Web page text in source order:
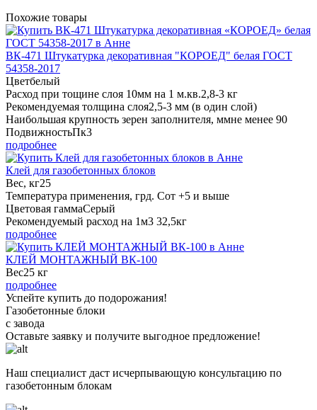
Похожие товары
ВК-471 Штукатурка декоративная "КОРОЕД" белая ГОСТ
54358-2017
Цветбелый
Расход при тощине слоя 10мм на 1 м.кв.2,8-3 кг
Рекомендуемая толщина слоя2,5-3 мм (в один слой)
Наибольшая крупность зерен заполнителя, ммне менее 90
ПодвижностьПк3
подробнее
Клей для газобетонных блоков
Вес, кг25
Температура применения, грд. Сот +5 и выше
Цветовая гаммаСерый
Рекомендуемый расход на 1м3 32,5кг
подробнее
КЛЕЙ МОНТАЖНЫЙ ВК-100
Вес25 кг
подробнее
Успейте купить до подорожания!
Газобетонные блоки
с завода
Оставьте заявку и получите выгодное предложение!
Наш специалист даст исчерпывающую консультацию по
газобетонным блокам